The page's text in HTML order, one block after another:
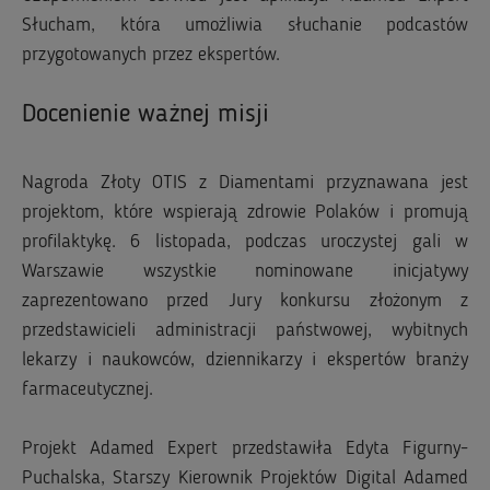
Słucham, która umożliwia słuchanie podcastów
przygotowanych przez ekspertów.
Docenienie ważnej misji
Nagroda Złoty OTIS z Diamentami przyznawana jest
projektom, które wspierają zdrowie Polaków i promują
profilaktykę. 6 listopada, podczas uroczystej gali w
Warszawie wszystkie nominowane inicjatywy
zaprezentowano przed Jury konkursu złożonym z
przedstawicieli administracji państwowej, wybitnych
lekarzy i naukowców, dziennikarzy i ekspertów branży
farmaceutycznej.
Projekt Adamed Expert przedstawiła Edyta Figurny-
Puchalska, Starszy Kierownik Projektów Digital Adamed